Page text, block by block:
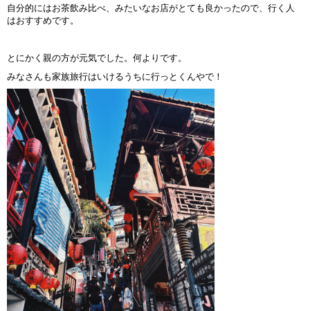
自分的にはお茶飲み比べ、みたいなお店がとても良かったので、行く人
はおすすめです。
とにかく親の方が元気でした。何よりです。
みなさんも家族旅行はいけるうちに行っとくんやで！